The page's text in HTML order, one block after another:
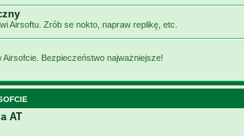
Airsoftu. Zrób se nokto, napraw replikę, etc.
Airsofcie. Bezpieczeństwo najważniejsze!
AT